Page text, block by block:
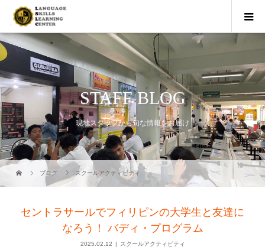
STAFF BLOG
現地スタッフから旬な情報をお届け
ブログ スクールアクティビティ
セントラサールでフィリピンの大学生と友達に
なろう！ バディ・プログラム
2025.02.12 スクールアクティビティ